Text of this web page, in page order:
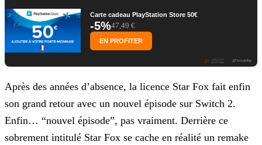
Carte cadeau PlayStation Store 50€
-5%47,49 €
EN PROFITER
Après des années d’absence, la licence Star Fox fait enfin
son grand retour avec un nouvel épisode sur Switch 2.
Enfin… “nouvel épisode”, pas vraiment. Derrière ce
sobrement intitulé Star Fox se cache en réalité un remake